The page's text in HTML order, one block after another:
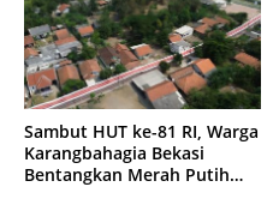
Sambut HUT ke-81 RI, Warga
Karangbahagia Bekasi
Bentangkan Merah Putih